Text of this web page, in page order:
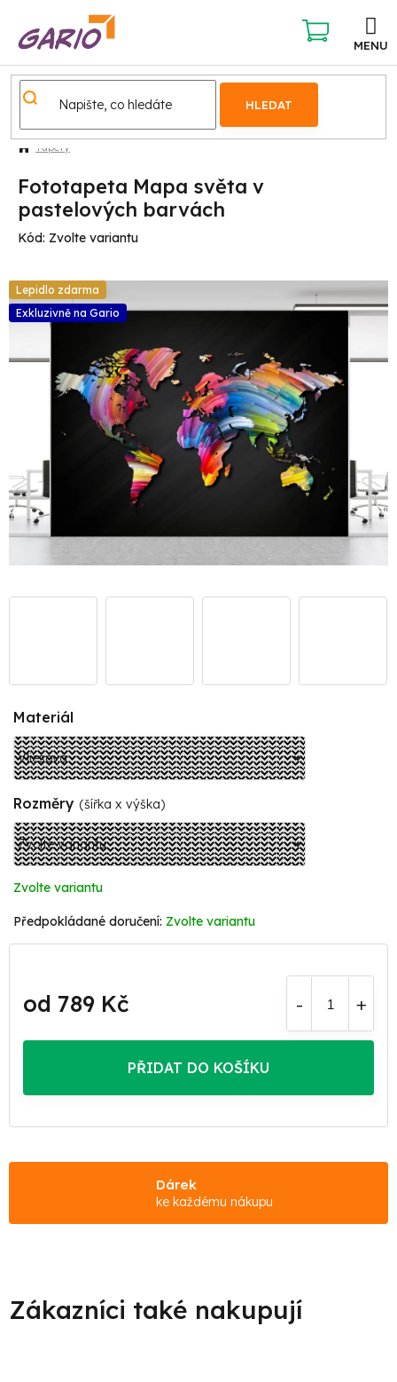
obsah
HLEDAT
NÁKUPNÍ
KOŠÍK
Tapety
Fototapeta Mapa světa v
pastelových barvách
Kód: Zvolte variantu
Lepidlo zdarma
Exkluzivně na Gario
Materiál
Rozměry (šířka x výška)
Zvolte variantu
Zvolte variantu
od 789 Kč
cena:
PŘIDAT DO KOŠÍKU
Dárek
ke každému nákupu